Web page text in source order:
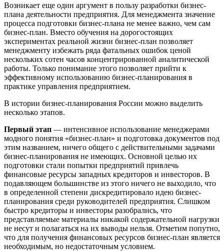
Возникает еще один аргумент в пользу разработки бизнес-
плана деятельности предприятия. Для менеджмента значение
процесса подготовки бизнес-плана не менее важно, чем сам
бизнес-план. Вместо обучения на дорогостоящих
экспериментах реальной жизни бизнес-план позволяет
менеджменту избежать ряда фатальных ошибок ценой
нескольких сотен часов концентрированной аналитической
работы. Только понимание этого позволяет прийти к
эффективному использованию бизнес-планирования в
практике управления предприятием.
В истории бизнес-планирования России можно выделить
несколько этапов.
Первый этап — интенсивное использование менеджерами
модного понятия «бизнес-план» и подготовка документов под
этим названием, ничего общего с действительными задачами
бизнес-планирования не имеющих. Основной целью их
подготовки стали попытки предприятий привлечь
финансовые ресурсы западных кредиторов и инвесторов. В
подавляющем большинстве из этого ничего не выходило, что
в определенной степени дискредитировало идею бизнес-
планирования среди руководителей предприятия. Слишком
быстро кредиторы и инвесторы разобрались, что
представляемые материалы никакой содержательной нагрузки
не несут и полагаться на их выводы нельзя. Отметим попутно,
что для получения финансовых ресурсов бизнес-план является
необходимым, но недостаточным условием.